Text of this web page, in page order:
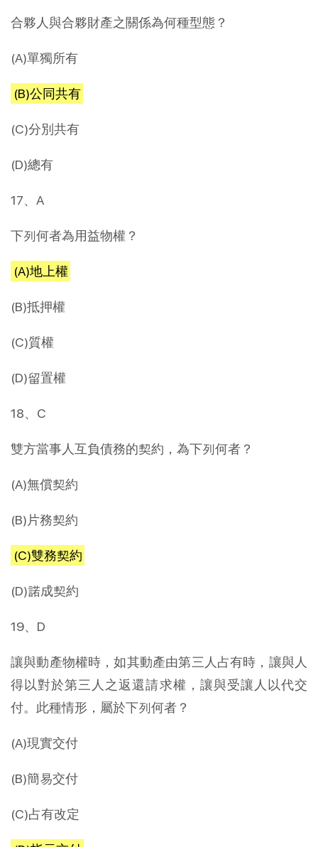
合夥人與合夥財產之關係為何種型態？
(A)單獨所有
(B)公同共有
(C)分別共有
(D)總有
17、A
下列何者為用益物權？
(A)地上權
(B)抵押權
(C)質權
(D)留置權
18、C
雙方當事人互負債務的契約，為下列何者？
(A)無償契約
(B)片務契約
(C)雙務契約
(D)諾成契約
19、D
讓與動產物權時，如其動產由第三人占有時，讓與人
得以對於第三人之返還請求權，讓與受讓人以代交
付。此種情形，屬於下列何者？
(A)現實交付
(B)簡易交付
(C)占有改定